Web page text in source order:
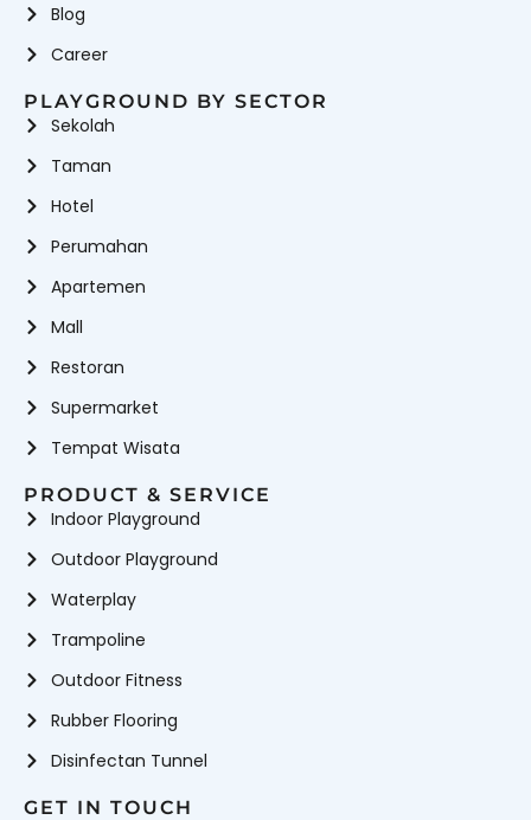
Blog
Career
PLAYGROUND BY SECTOR
Sekolah
Taman
Hotel
Perumahan
Apartemen
Mall
Restoran
Supermarket
Tempat Wisata
PRODUCT & SERVICE
Indoor Playground
Outdoor Playground
Waterplay
Trampoline
Outdoor Fitness
Rubber Flooring
Disinfectan Tunnel
GET IN TOUCH